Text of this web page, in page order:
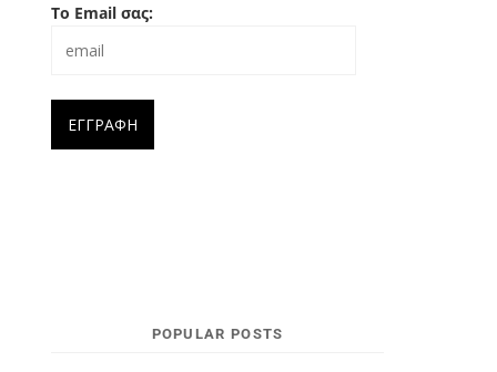
Το Email σας:
POPULAR POSTS